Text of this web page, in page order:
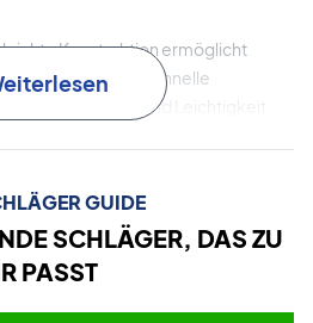
leichte Konstruktion ermöglicht
und schnelle
die Tempo und Leichtigkeit
Schlagfläche und ein
für mehr Fehlertoleranz und
perfekt getroffenen Bällen.
GUIDE
SCHLÄGER, DAS ZU
PASST